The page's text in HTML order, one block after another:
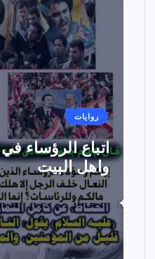
روايات
اتباع الرؤساء
واهل البيت